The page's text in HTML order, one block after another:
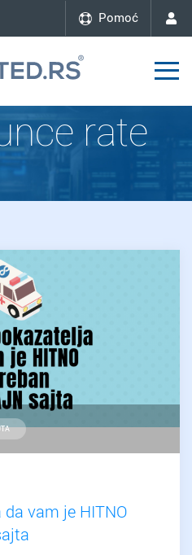
Pomoć
rate
vam je HITNO